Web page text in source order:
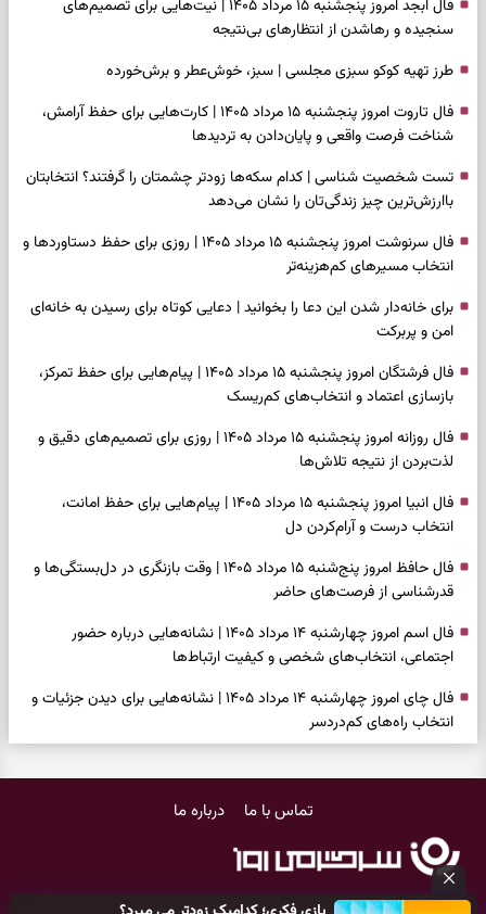
فال ابجد امروز پنجشنبه ۱۵ مرداد ۱۴۰۵ | نیت‌هایی برای تصمیم‌های
سنجیده و رهاشدن از انتظارهای بی‌نتیجه
طرز تهیه کوکو سبزی مجلسی | سبز، خوش‌عطر و برش‌خورده
فال تاروت امروز پنجشنبه ۱۵ مرداد ۱۴۰۵ | کارت‌هایی برای حفظ آرامش،
شناخت فرصت واقعی و پایان‌دادن به تردیدها
تست شخصیت شناسی | کدام سکه‌ها زودتر چشمتان را گرفتند؟ انتخابتان
باارزش‌ترین چیز زندگی‌تان را نشان می‌دهد
فال سرنوشت امروز پنجشنبه ۱۵ مرداد ۱۴۰۵ | روزی برای حفظ دستاوردها و
انتخاب مسیرهای کم‌هزینه‌تر
برای خانه‌دار شدن این دعا را بخوانید | دعایی کوتاه برای رسیدن به خانه‌ای
امن و پربرکت
فال فرشتگان امروز پنجشنبه ۱۵ مرداد ۱۴۰۵ | پیام‌هایی برای حفظ تمرکز،
بازسازی اعتماد و انتخاب‌های کم‌ریسک
فال روزانه امروز پنجشنبه ۱۵ مرداد ۱۴۰۵ | روزی برای تصمیم‌های دقیق و
لذت‌بردن از نتیجه تلاش‌ها
فال انبیا امروز پنجشنبه ۱۵ مرداد ۱۴۰۵ | پیام‌هایی برای حفظ امانت،
انتخاب درست و آرام‌کردن دل
فال حافظ امروز پنج‌شنبه ۱۵ مرداد ۱۴۰۵ | وقت بازنگری در دل‌بستگی‌ها و
قدرشناسی از فرصت‌های حاضر
فال اسم امروز چهارشنبه ۱۴ مرداد ۱۴۰۵ | نشانه‌هایی درباره حضور
اجتماعی، انتخاب‌های شخصی و کیفیت ارتباط‌ها
فال چای امروز چهارشنبه ۱۴ مرداد ۱۴۰۵ | نشانه‌هایی برای دیدن جزئیات و
انتخاب راه‌های کم‌دردسر
انتخاب چیزی که ارزش ماندن دارد
تماس با ما درباره ما